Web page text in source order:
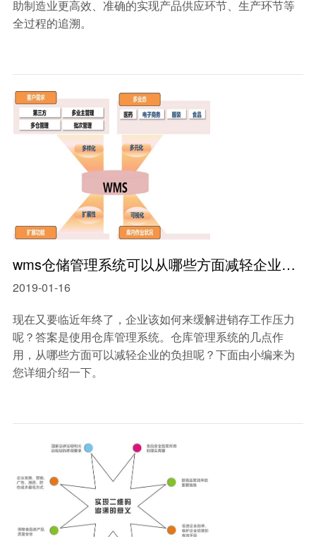
助制造业更高效、准确的实现产品供应环节、生产环节等
全过程的追溯。
wms仓储管理系统可以从哪些方面减轻企业的负担?
2019-01-16
现在又要临近年终了，企业该如何来缓解进销存工作压力
呢？答案是使用仓库管理系统。仓库管理系统的几点作
用，从哪些方面可以减轻企业的负担呢？下面由小编来为
您详细介绍一下。